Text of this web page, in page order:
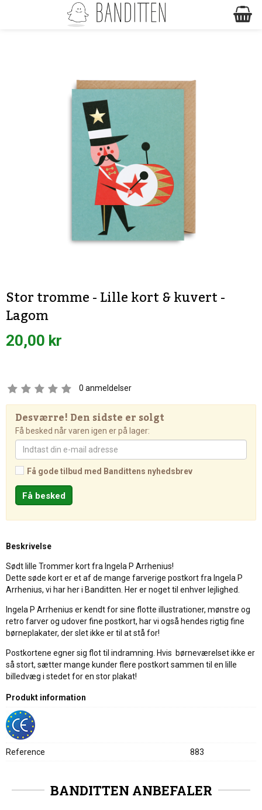
Stor tromme - Lille kort & kuvert -
Lagom
20,00 kr
0 anmeldelser
Desværre! Den sidste er solgt
Få besked når varen igen er på lager:
Få gode tilbud med Bandittens nyhedsbrev
Beskrivelse
Sødt lille Trommer kort fra Ingela P Arrhenius!
Dette søde kort er et af de mange farverige postkort fra Ingela P
Arrhenius, vi har her i Banditten. Her er noget til enhver lejlighed.
Ingela P Arrhenius er kendt for sine flotte illustrationer, mønstre og
retro farver og udover fine postkort, har vi også hendes rigtig fine
børneplakater, der slet ikke er til at stå for!
Postkortene egner sig flot til indramning. Hvis børneværelset ikke er
så stort, sætter mange kunder flere postkort sammen til en lille
billedvæg i stedet for en stor plakat!
Produkt information
Reference 883
BANDITTEN ANBEFALER